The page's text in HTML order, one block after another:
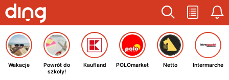
Wakacje
Powrót do
szkoły!
Kaufland POLOmarket Netto Intermarche